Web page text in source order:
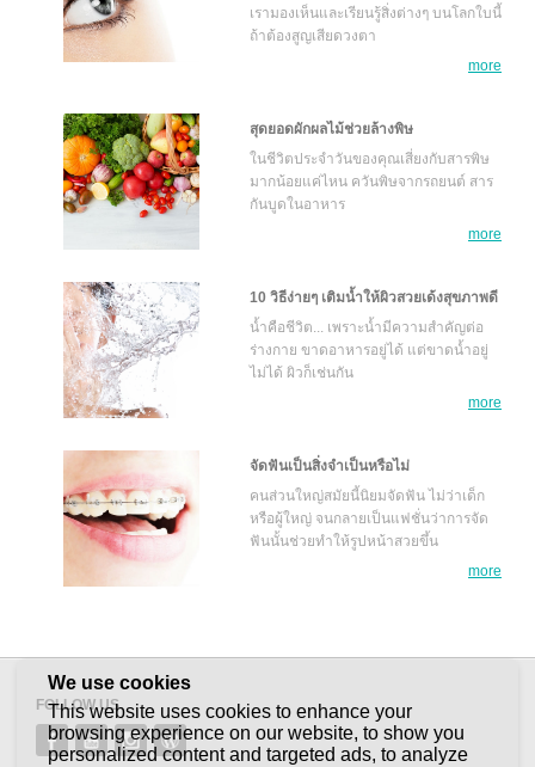
เรามองเห็นและเรียนรู้สิ่งต่างๆ บนโลกใบนี้
ถ้าต้องสูญเสียดวงตา
more
สุดยอดผักผลไม้ช่วยล้างพิษ
ในชีวิตประจำวันของคุณเสี่ยงกับสารพิษ
มากน้อยแค่ไหน ควันพิษจากรถยนต์ สาร
กันบูดในอาหาร
more
10 วิธีง่ายๆ เติมน้ำให้ผิวสวยเด้งสุขภาพดี
น้ำคือชีวิต... เพราะน้ำมีความสำคัญต่อ
ร่างกาย ขาดอาหารอยู่ได้ แต่ขาดน้ำอยู่
ไม่ได้ ผิวก็เช่นกัน
more
จัดฟันเป็นสิ่งจำเป็นหรือไม่
คนส่วนใหญ่สมัยนี้นิยมจัดฟัน ไม่ว่าเด็ก
หรือผู้ใหญ่ จนกลายเป็นแฟชั่นว่าการจัด
ฟันนั้นช่วยทำให้รูปหน้าสวยขึ้น
more
FOLLOW US
We use cookies
This website uses cookies to enhance your
browsing experience on our website, to show you
personalized content and targeted ads, to analyze